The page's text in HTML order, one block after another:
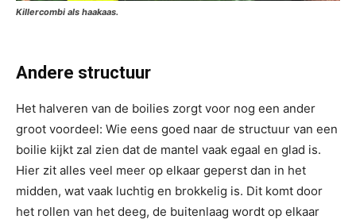
Killercombi als haakaas.
Andere structuur
Het halveren van de boilies zorgt voor nog een ander
groot voordeel: Wie eens goed naar de structuur van een
boilie kijkt zal zien dat de mantel vaak egaal en glad is.
Hier zit alles veel meer op elkaar geperst dan in het
midden, wat vaak luchtig en brokkelig is. Dit komt door
het rollen van het deeg, de buitenlaag wordt op elkaar